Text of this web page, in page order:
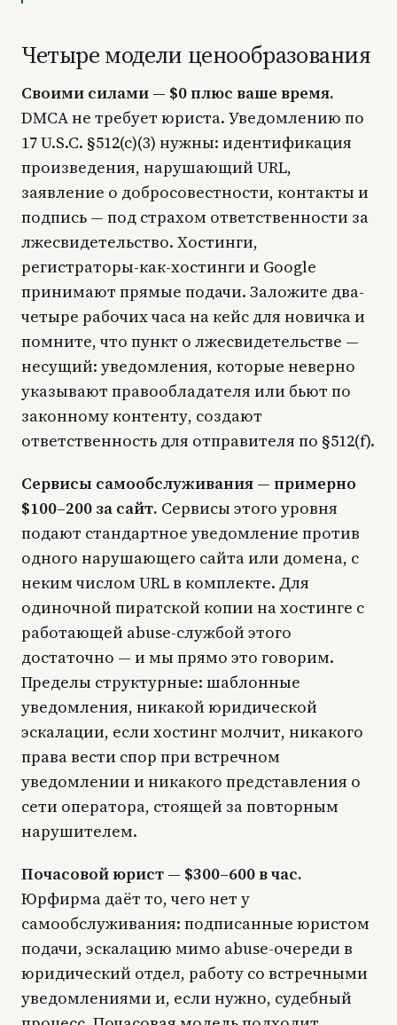
Четыре модели ценообразования
Своими силами — $0 плюс ваше время.
DMCA не требует юриста. Уведомлению по
17 U.S.C. §512(c)(3) нужны: идентификация
произведения, нарушающий URL,
заявление о добросовестности, контакты и
подпись — под страхом ответственности за
лжесвидетельство. Хостинги,
регистраторы-как-хостинги и Google
принимают прямые подачи. Заложите два-
четыре рабочих часа на кейс для новичка и
помните, что пункт о лжесвидетельстве —
несущий: уведомления, которые неверно
указывают правообладателя или бьют по
законному контенту, создают
ответственность для отправителя по §512(f).
Сервисы самообслуживания — примерно
$100–200 за сайт. Сервисы этого уровня
подают стандартное уведомление против
одного нарушающего сайта или домена, с
неким числом URL в комплекте. Для
одиночной пиратской копии на хостинге с
работающей abuse-службой этого
достаточно — и мы прямо это говорим.
Пределы структурные: шаблонные
уведомления, никакой юридической
эскалации, если хостинг молчит, никакого
права вести спор при встречном
уведомлении и никакого представления о
сети оператора, стоящей за повторным
нарушителем.
Почасовой юрист — $300–600 в час.
Юрфирма даёт то, чего нет у
самообслуживания: подписанные юристом
подачи, эскалацию мимо abuse-очереди в
юридический отдел, работу со встречными
уведомлениями и, если нужно, судебный